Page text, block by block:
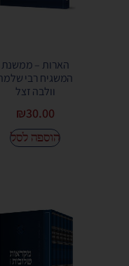
הארות – ממשנת
המשגיח רבי
וולבה זצל
₪30.00
הוספה לסל